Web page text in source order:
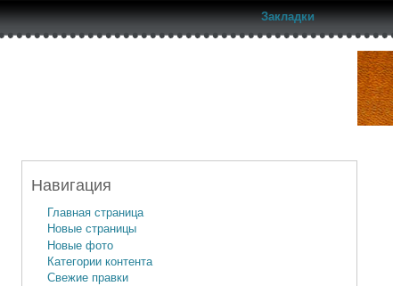
Закладки
Навигация
Главная страница
Новые страницы
Новые фото
Категории контента
Свежие правки